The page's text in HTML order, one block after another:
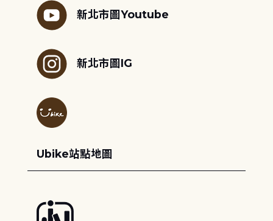
新北市圖Youtube
新北市圖IG
Ubike站點地圖